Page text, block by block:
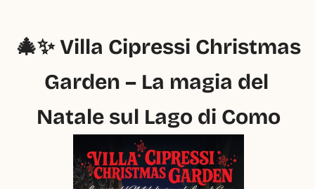
🎄✨ Villa Cipressi Christmas
Garden – La magia del
Natale sul Lago di Como